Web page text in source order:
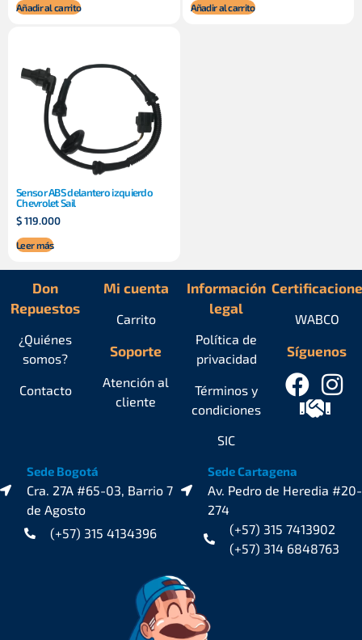
Añadir al carrito Añadir al carrito
Sensor ABS delantero izquierdo
Chevrolet Sail
$119.000
Leer más
Don
Repuestos
¿Quiénes
somos?
Contacto
Mi cuenta
Carrito
Soporte
Atención al
cliente
Información
legal
Política de
privacidad
Términos y
condiciones
SIC
Síguenos
WABCO
Sede Bogotá
Cra. 27A #65-03, Barrio 7
de Agosto
(+57) 315 4134396
Sede Cartagena
Av. Pedro de Heredia #20-
274
(+57) 315 7413902
(+57) 314 6848763